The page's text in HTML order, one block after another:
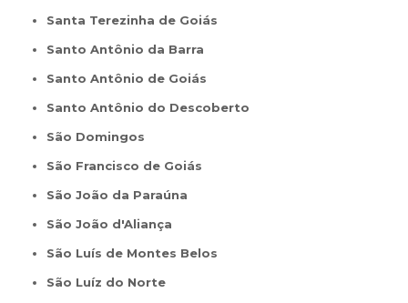
Santa Terezinha de Goiás
Santo Antônio da Barra
Santo Antônio de Goiás
Santo Antônio do Descoberto
São Domingos
São Francisco de Goiás
São João da Paraúna
São João d'Aliança
São Luís de Montes Belos
São Luíz do Norte